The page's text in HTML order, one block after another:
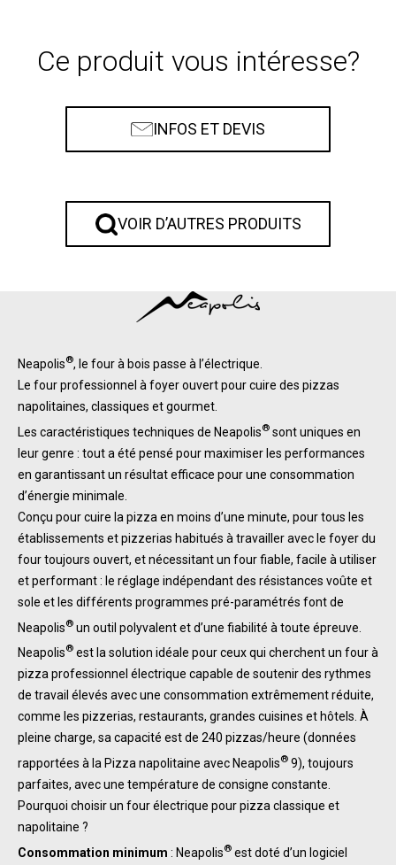
Ce produit vous intéresse?
INFOS ET DEVIS
VOIR D’AUTRES PRODUITS
Neapolis®, le four à bois passe à l’électrique.
Le four professionnel à foyer ouvert pour cuire des pizzas
napolitaines, classiques et gourmet.
Les caractéristiques techniques de Neapolis® sont uniques en
leur genre : tout a été pensé pour maximiser les performances
en garantissant un résultat efficace pour une consommation
d’énergie minimale.
Conçu pour cuire la pizza en moins d’une minute, pour tous les
établissements et pizzerias habitués à travailler avec le foyer du
four toujours ouvert, et nécessitant un four fiable, facile à utiliser
et performant : le réglage indépendant des résistances voûte et
sole et les différents programmes pré-paramétrés font de
Neapolis® un outil polyvalent et d’une fiabilité à toute épreuve.
Neapolis® est la solution idéale pour ceux qui cherchent un four à
pizza professionnel électrique capable de soutenir des rythmes
de travail élevés avec une consommation extrêmement réduite,
comme les pizzerias, restaurants, grandes cuisines et hôtels. À
pleine charge, sa capacité est de 240 pizzas/heure (données
rapportées à la Pizza napolitaine avec Neapolis® 9), toujours
parfaites, avec une température de consigne constante.
Pourquoi choisir un four électrique pour pizza classique et
napolitaine ?
Consommation minimum : Neapolis® est doté d’un logiciel